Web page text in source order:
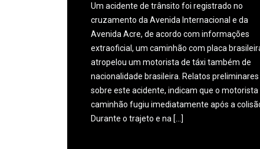
Um acidente de trânsito foi registrado no
cruzamento da Avenida Internacional e da
Avenida Acre, de acordo com informações
extraoficial, um caminhão com placa
atropelou um motorista de táxi também de
nacionalidade brasileira. Relatos preliminares
sobre este acidente, indicam que o motorista
caminhão fugiu imediatamente após a
Durante o trajeto e na […]